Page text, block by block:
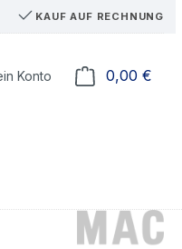
KAUF AUF RECHNUNG
0,00 €